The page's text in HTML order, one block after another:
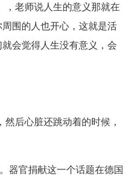
，老师说人生的意义那就在
围的人也开心，这就是活
会觉得人生没有意义，会
后心脏还跳动着的时候，
器官捐献这一个话题在德国